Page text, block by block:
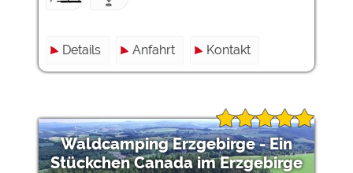
Details Anfahrt Kontakt
Waldcamping Erzgebirge - Ein
Stückchen Canada im Erzgebirge
Google Maps (Kartensuche, Anfahrt
https://policies.google.com/privacy
Marketing